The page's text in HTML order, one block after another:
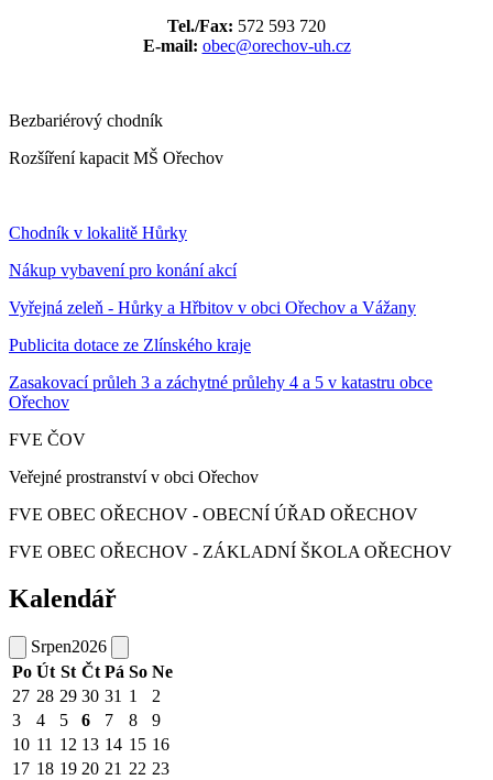
Tel./Fax: 572 593 720
E-mail: obec@orechov-uh.cz
Bezbariérový chodník
Rozšíření kapacit MŠ Ořechov
Chodník v lokalitě Hůrky
Nákup vybavení pro konání akcí
Vyřejná zeleň - Hůrky a Hřbitov v obci Ořechov a Vážany
Publicita dotace ze Zlínského kraje
Zasakovací průleh 3 a záchytné průlehy 4 a 5 v katastru obce
Ořechov
FVE ČOV
Veřejné prostranství v obci Ořechov
FVE OBEC OŘECHOV - OBECNÍ ÚŘAD OŘECHOV
FVE OBEC OŘECHOV - ZÁKLADNÍ ŠKOLA OŘECHOV
Kalendář
Srpen2026
Po Út St Čt Pá So Ne
27 28 29 30 31 1
2
3
4 5 6 7 8
9
10 11 12 13 14 15 16
17 18 19 20 21 22 23